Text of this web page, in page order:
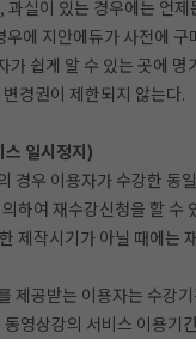
과실이 있는 경우에는 언제
에 지안에듀가 사전에 구
가 쉽게 알 수 있는 곳에 명
경권이 제한되지 않는다.
일시정지)
경우 이용자가 수강한 동
하여 재수강신청을 할 수
제작시기가 아닐 때에는
제공받는 이용자는 수강
영상강의 서비스 이용기